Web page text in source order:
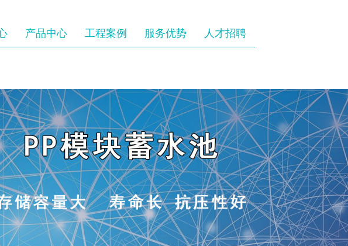
产品中心 工程案例 服务优势
人才招聘